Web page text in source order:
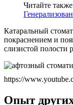
Читайте
Катаральный
покраснением и
слизистой полости
https://
Опыт